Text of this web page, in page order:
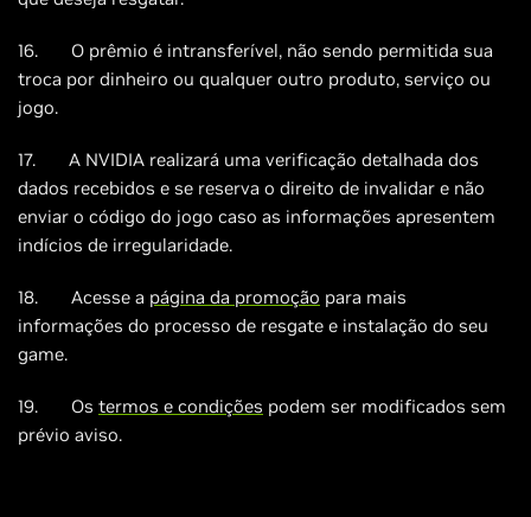
16. O prêmio é intransferível, não sendo permitida sua
troca por dinheiro ou qualquer outro produto, serviço ou
jogo.
17. A NVIDIA realizará uma verificação detalhada dos
dados recebidos e se reserva o direito de invalidar e não
enviar o código do jogo caso as informações apresentem
indícios de irregularidade.
18. Acesse a página da promoção para mais
informações do processo de resgate e instalação do seu
game.
19. Os termos e condições podem ser modificados sem
prévio aviso.